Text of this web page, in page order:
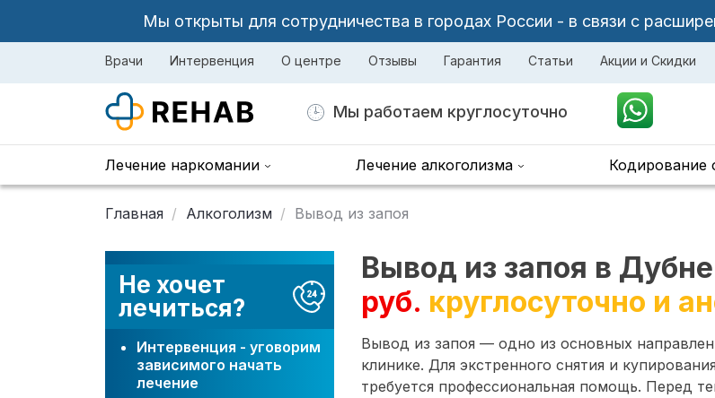
Мы открыты для сотрудничества в городах России - в связи с
Врачи Интервенция О центре Отзывы Гарантия Статьи Акции и Скидки
Мы работаем круглосуточно
Лечение наркомании Лечение алкоголизма Кодирование
Главная Алкоголизм Вывод из запоя
Не хочет
лечиться?
Интервенция - уговорим
зависимого начать
лечение
Вывод из запоя в Дубне
руб. круглосуточно и
Вывод из запоя — одно из основных
клинике. Для экстренного снятия и
требуется профессиональная помощь. Перед